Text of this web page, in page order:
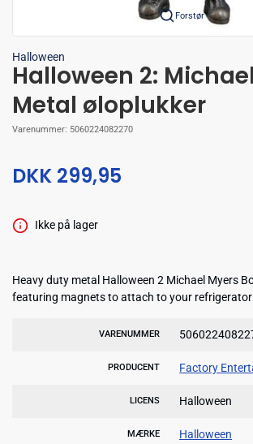
Forstør
Halloween
Halloween 2:
Metal øloplukker
Varenummer: 5060224082270
DKK 299,95
Ikke på lager
Heavy duty metal Halloween 2 Michael Myers
featuring magnets to attach to your
VARENUMMER
PRODUCENT Factory
LICENS Halloween
MÆRKE Halloween